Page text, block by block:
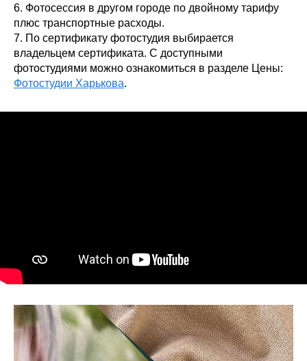
6. Фотосессия в другом городе по двойному тарифу
плюс транспортные расходы.
7. По сертификату фотостудия выбирается
владельцем сертификата. С доступными
фотостудиями можно ознакомиться в разделе Цены:
Фотостудии Харькова.